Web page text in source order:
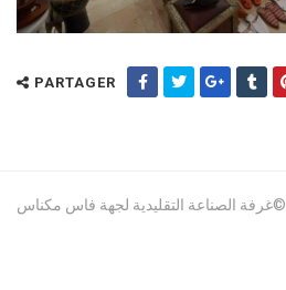
PARTAGER
غرفة الصناعة التقليدية لجهة فاس مكناس©